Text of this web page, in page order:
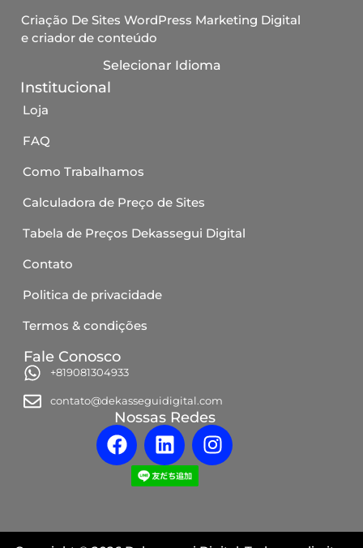
Criação De Sites WordPress Marketing Digital
e criador de conteúdo
Selecionar Idioma
Institucional
Loja
FAQ
Como Trabalhamos
Calculadora de Preço de Sites
Tabela de Preços Dekassegui Digital
Contato
Politica de privacidade
Termos & condições
Fale Conosco
+819081304933
contato@dekasseguidigital.com
Nossas Redes